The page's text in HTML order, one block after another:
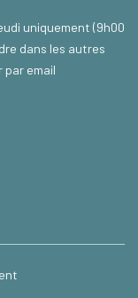
uniquement (9h00
dans les autres
par email